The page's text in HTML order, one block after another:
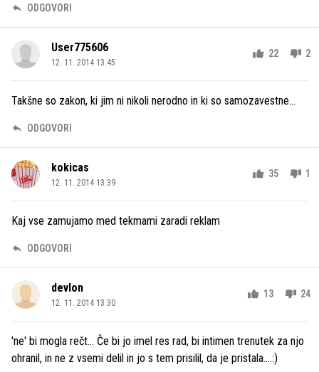
ODGOVORI
User775606
12. 11. 2014 13.45
22 2
Takšne so zakon, ki jim ni nikoli nerodno in ki so samozavestne...
ODGOVORI
kokicas
12. 11. 2014 13.39
35 1
Kaj vse zamujamo med tekmami zaradi reklam
ODGOVORI
devlon
12. 11. 2014 13.30
13 24
'ne' bi mogla rečt... Če bi jo imel res rad, bi intimen trenutek za njo
ohranil, in ne z vsemi delil in jo s tem prisilil, da je pristala....:)